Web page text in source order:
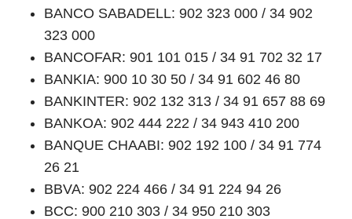
BANCO SABADELL: 902 323 000 / 34 902
323 000
BANCOFAR: 901 101 015 / 34 91 702 32 17
BANKIA: 900 10 30 50 / 34 91 602 46 80
BANKINTER: 902 132 313 / 34 91 657 88 69
BANKOA: 902 444 222 / 34 943 410 200
BANQUE CHAABI: 902 192 100 / 34 91 774
26 21
BBVA: 902 224 466 / 34 91 224 94 26
BCC: 900 210 303 / 34 950 210 303